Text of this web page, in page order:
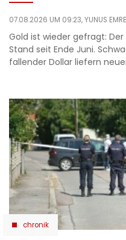
07.08.2026 UM 09:23,YUNUS
Gold ist wieder gefragt:
Stand seit Ende Juni.
fallender Dollar liefern
chronik